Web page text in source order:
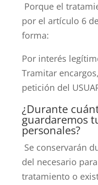
Porque el
por el artículo 6
forma:
Por interés
Tramitar
petición del
¿Durante
guardaremos
personales?
Se conservarán
del necesario
tratamiento o